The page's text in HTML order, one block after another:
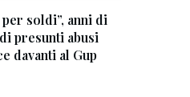
soldi”, anni di
presunti abusi
davanti al Gup